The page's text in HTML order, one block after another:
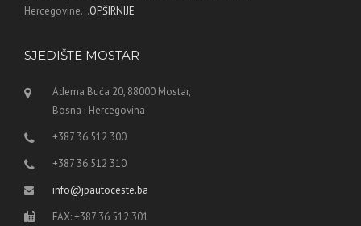
Hercegovine...OPŠIRNIJE
SJEDIŠTE MOSTAR
Adema Buća 20, 88000 Mostar,
Bosna i Hercegovina
+387 36 512 300
+387 36 512 310
info@jpautoceste.ba
FAX: +387 36 512 301